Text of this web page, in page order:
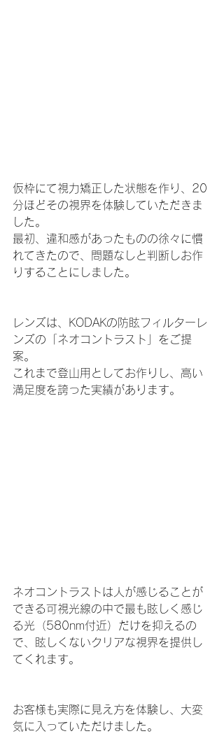
仮枠にて視力矯正した状態を作り、20
分ほどその視界を体験していただきま
した。
最初、違和感があったものの徐々に慣
れてきたので、問題なしと判断しお作
りすることにしました。
レンズは、KODAKの防眩フィルターレ
ンズの「ネオコントラスト」をご提
案。
これまで登山用としてお作りし、高い
満足度を誇った実績があります。
ネオコントラストは人が感じることが
できる可視光線の中で最も眩しく感じ
る光（580nm付近）だけを抑えるの
で、眩しくないクリアな視界を提供し
てくれます。
お客様も実際に見え方を体験し、大変
気に入っていただけました。